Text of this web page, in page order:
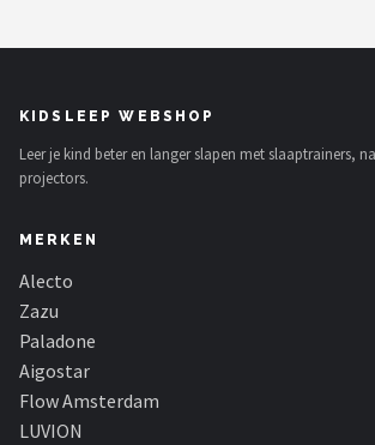
KIDSLEEP WEBSHOP
Leer je kind beter en langer slapen met slaaptrainers,
projectors.
MERKEN
Alecto
Zazu
Paladone
Aigostar
Flow Amsterdam
LUVION